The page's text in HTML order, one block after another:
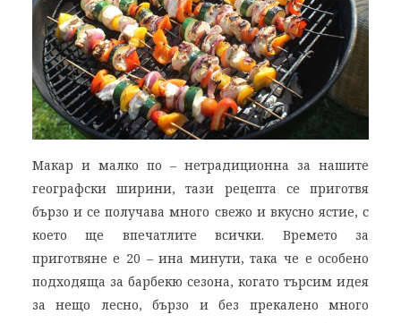
Макар и малко по – нетрадиционна за нашите
географски ширини, тази рецепта се приготвя
бързо и се получава много свежо и вкусно ястие, с
което ще впечатлите всички. Времето за
приготвяне е 20 – ина минути, така че е особено
подходящa за барбекю сезона, когато търсим идея
за нещо лесно, бързо и без прекалено много